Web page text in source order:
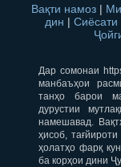
Вақти намоз |
дин |
Дар сомонаи
манбаъҳои
танҳо барои
дурустии
намешавад.
ҳисоб,
ҳолатҳо фарқ
ба корҳои дини